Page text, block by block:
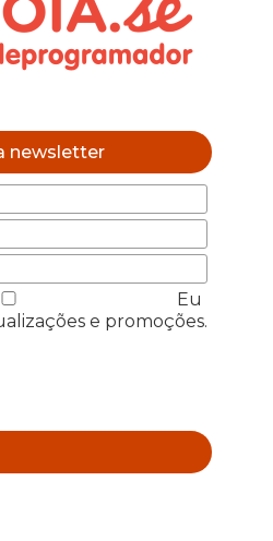
newsletter
Eu
e promoções.